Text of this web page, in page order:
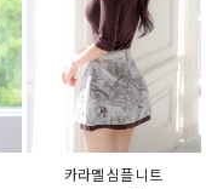
카라멜 심플 니트